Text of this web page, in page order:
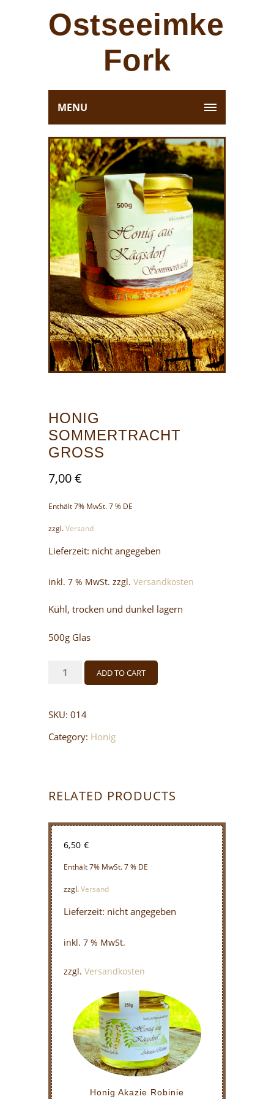
Ostseeimkerei
Fork
MENU
HONIG
SOMMERTRACHT
GROSS
7,00€
Enthält 7% MwSt. 7 % DE
zzgl.Versand
Lieferzeit: nicht angegeben
inkl. 7 % MwSt. zzgl. Versandkosten
Kühl, trocken und dunkel lagern
500g Glas
Honig
groß
quantity
ADD TO CART
SKU: 014
Category: Honig
RELATED PRODUCTS
6,50 €
Enthält 7% MwSt. 7 % DE
zzgl.Versand
Lieferzeit: nicht angegeben
inkl. 7 % MwSt.
zzgl. Versandkosten
Honig Akazie Robinie